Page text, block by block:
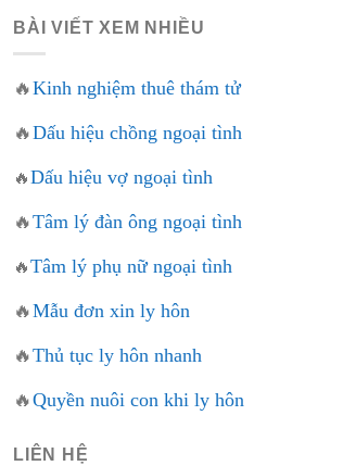
BÀI VIẾT XEM NHIỀU
🔥Kinh nghiệm thuê thám tử
🔥Dấu hiệu chồng ngoại tình
🔥Dấu hiệu vợ ngoại tình
🔥Tâm lý đàn ông ngoại tình
🔥Tâm lý phụ nữ ngoại tình
🔥Mẫu đơn xin ly hôn
🔥Thủ tục ly hôn nhanh
🔥Quyền nuôi con khi ly hôn
LIÊN HỆ